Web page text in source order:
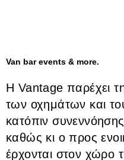
Van bar events & more.
H Vantage παρέχει
των οχημάτων και
κατόπιν
καθώς κι ο προς
έρχονται στον χώρο